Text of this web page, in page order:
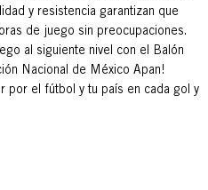
y resistencia garantizan que
de juego sin preocupaciones.
al siguiente nivel con el Balón
Nacional de México Apan!
por el fútbol y tu país en cada gol y